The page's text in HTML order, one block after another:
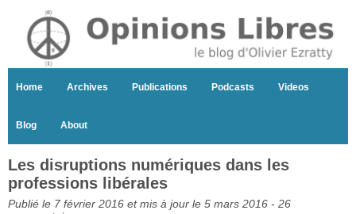
Home Archives Publications Podcasts Videos
Blog About
Les disruptions numériques dans les
professions libérales
Publié le 7 février 2016 et mis à jour le 5 mars 2016 - 26